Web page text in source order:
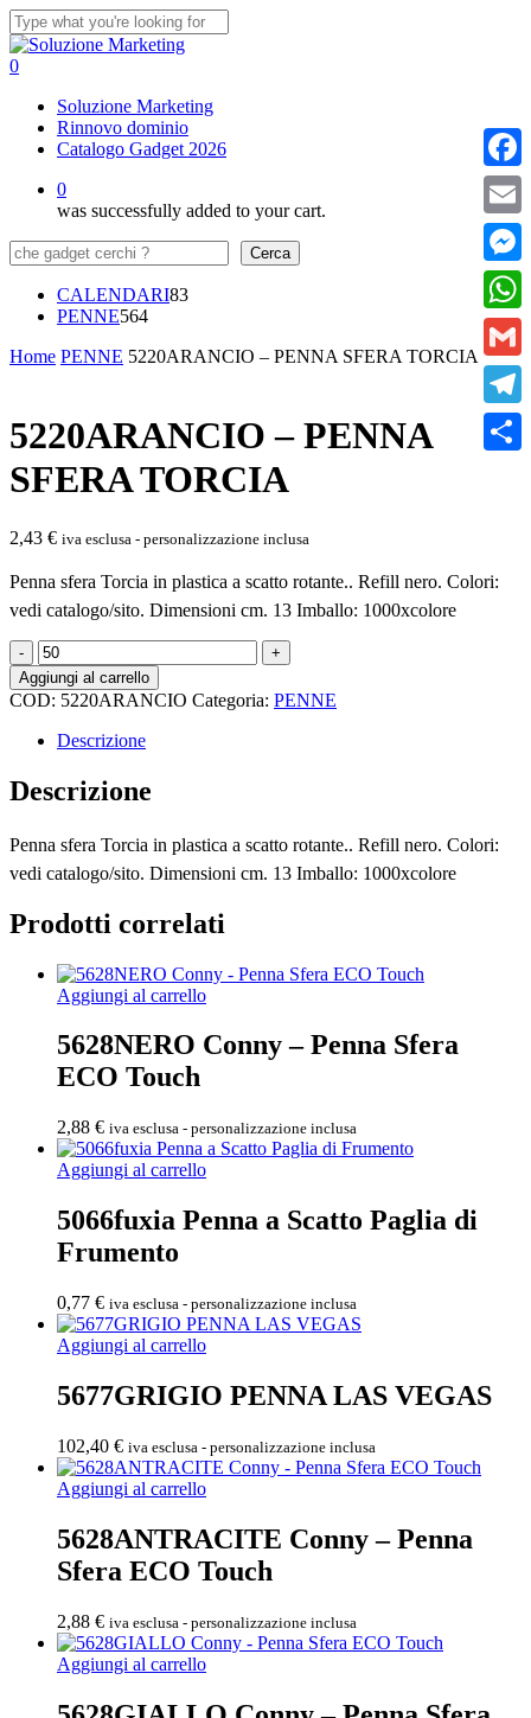
Skip
to
main
Close
Search
0
Soluzione Marketing
Rinnovo dominio
Catalogo Gadget 2026
0
was successfully added to your cart.
Cerca
Cerca
CALENDARI8383
PENNE564564
Home PENNE 5220ARANCIO – PENNA SFERA TORCIA
5220ARANCIO – PENNA
SFERA TORCIA
2,43 € iva esclusa - personalizzazione inclusa
Penna sfera Torcia in plastica a scatto rotante.. Refill nero. Colori:
vedi catalogo/sito. Dimensioni cm. 13 Imballo: 1000xcolore
5220ARANCIO
-
PENNA
SFERA
TORCIA
quantità
Aggiungi al carrello
COD: 5220ARANCIO Categoria: PENNE
Descrizione
Descrizione
Penna sfera Torcia in plastica a scatto rotante.. Refill nero. Colori:
vedi catalogo/sito. Dimensioni cm. 13 Imballo: 1000xcolore
Prodotti correlati
Aggiungi al carrello
5628NERO Conny – Penna Sfera
ECO Touch
2,88 € iva esclusa - personalizzazione inclusa
Aggiungi al carrello
5066fuxia Penna a Scatto Paglia di
Frumento
0,77 € iva esclusa - personalizzazione inclusa
Aggiungi al carrello
5677GRIGIO PENNA LAS VEGAS
102,40 € iva esclusa - personalizzazione inclusa
Aggiungi al carrello
5628ANTRACITE Conny – Penna
Sfera ECO Touch
2,88 € iva esclusa - personalizzazione inclusa
Aggiungi al carrello
Email
Gmail